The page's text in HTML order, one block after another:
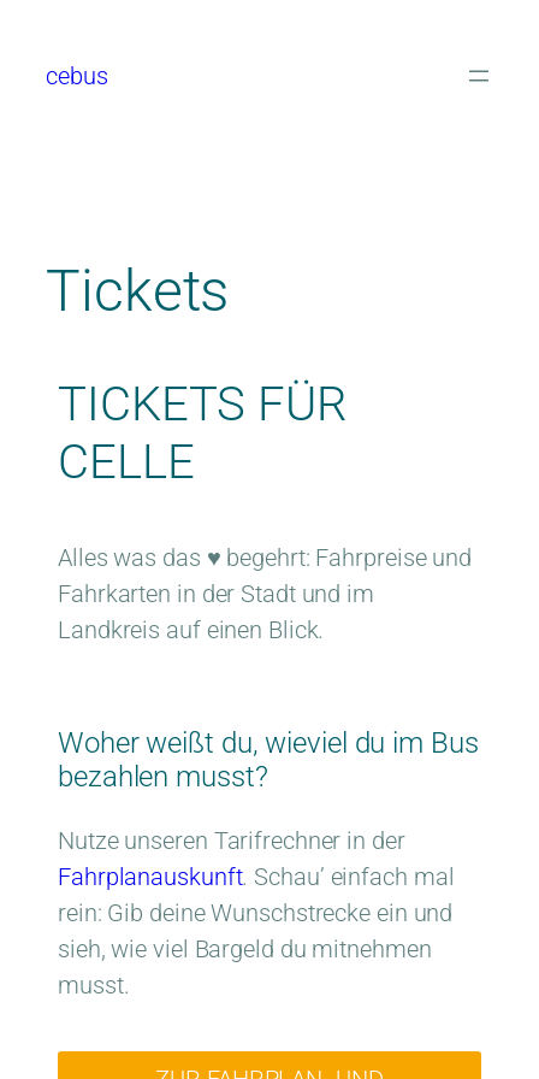
cebus
Tickets
TICKETS FÜR
CELLE
Alles was das ♥ begehrt: Fahrpreise und
Fahrkarten in der Stadt und im
Landkreis auf einen Blick.
Woher weißt du, wieviel du im Bus
bezahlen musst?
Nutze unseren Tarifrechner in der
Fahrplanauskunft. Schau’ einfach mal
rein: Gib deine Wunschstrecke ein und
sieh, wie viel Bargeld du mitnehmen
musst.